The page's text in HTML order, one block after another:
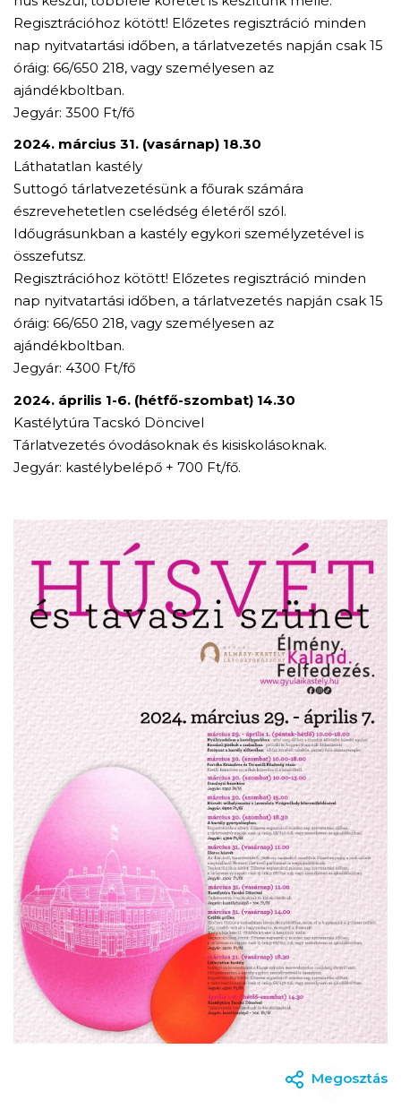
Regisztrációhoz kötött! Előzetes regisztráció minden
nap nyitvatartási időben, a tárlatvezetés napján csak 15
óráig: 66/650 218, vagy személyesen az
ajándékboltban.
Jegyár: 3500 Ft/fő
2024. március 31. (vasárnap) 18.30
Láthatatlan kastély
Suttogó tárlatvezetésünk a főurak számára
észrevehetetlen cselédség életéről szól.
Időugrásunkban a kastély egykori személyzetével is
összefutsz.
Regisztrációhoz kötött! Előzetes regisztráció minden
nap nyitvatartási időben, a tárlatvezetés napján csak 15
óráig: 66/650 218, vagy személyesen az
ajándékboltban.
Jegyár: 4300 Ft/fő
2024. április 1-6. (hétfő-szombat) 14.30
Kastélytúra Tacskó Döncivel
Tárlatvezetés óvodásoknak és kisiskolásoknak.
Jegyár: kastélybelépő + 700 Ft/fő.
Megosztás